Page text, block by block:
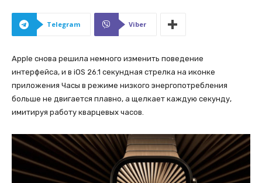
Telegram Viber
Apple снова решила немного изменить поведение
интерфейса, и в iOS 26.1 секундная стрелка на иконке
приложения Часы в режиме низкого энергопотребления
больше не двигается плавно, а щелкает каждую секунду,
имитируя работу кварцевых часов.